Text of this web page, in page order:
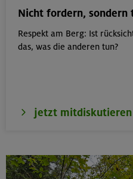
(3 Termine)
für 8-12 Jährige
Nicht fordern, sondern
Respekt am Berg: Ist
das, was die anderen tun?
jetzt mitdiskutieren